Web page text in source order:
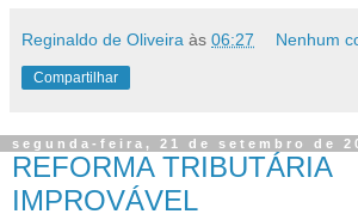
Reginaldo de Oliveira às 06:27 Nenhum
Compartilhar
segunda-feira, 21 de setembro de
REFORMA TRIBUTÁRIA
IMPROVÁVEL